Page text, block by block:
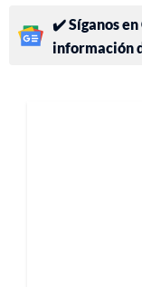
✔️ Síganos en
información